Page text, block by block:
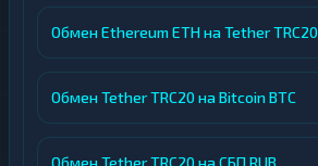
Обмен Ethereum ETH на Tether TRC20
Обмен Tether TRC20 на Bitcoin BTC
Обмен Tether TRC20 на СБП RUB